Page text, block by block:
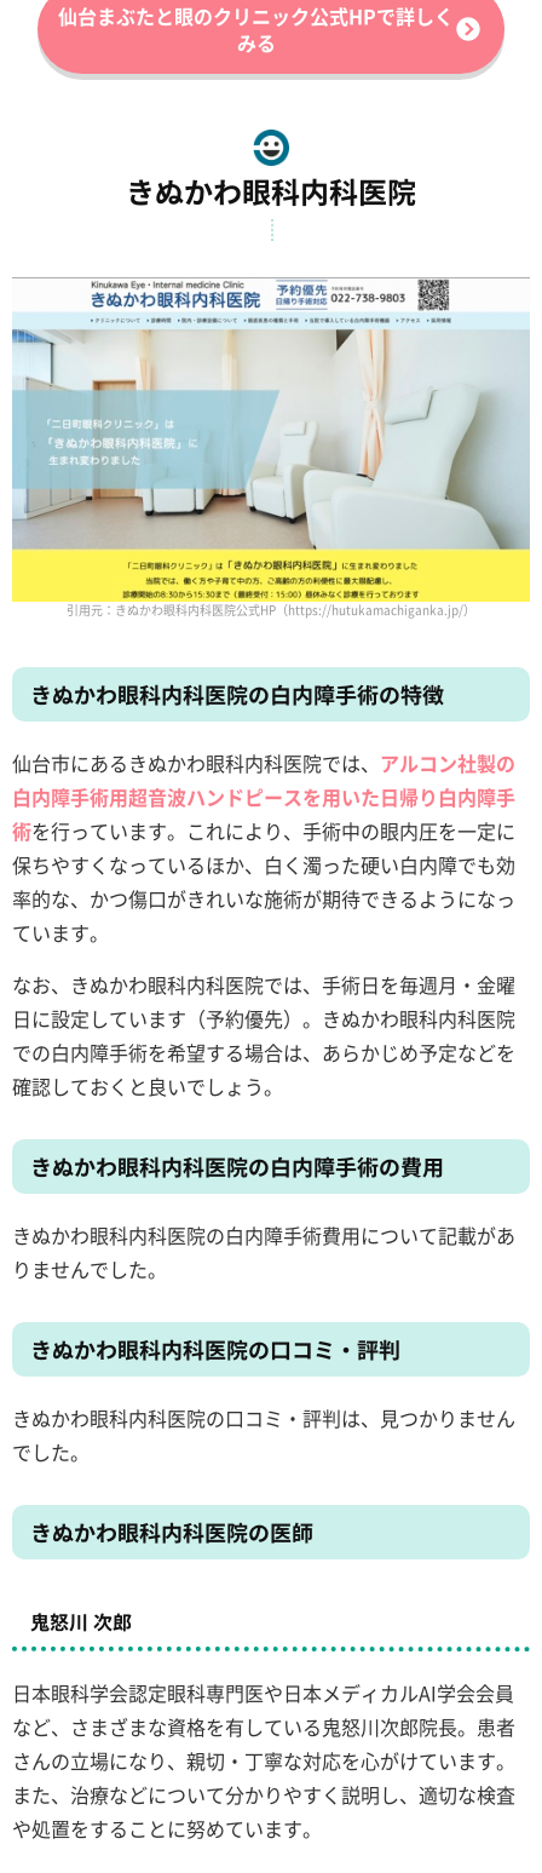
仙台まぶたと眼のクリニック公式HPで詳しく
みる
きぬかわ眼科内科医院
引用元：きぬかわ眼科内科医院公式HP（https://hutukamachiganka.jp/）
きぬかわ眼科内科医院の白内障手術の特徴
仙台市にあるきぬかわ眼科内科医院では、 アルコン社製の
白内障手術用超音波ハンドピースを用いた日帰り白内障手
術を行っています。これにより、手術中の眼内圧を一定に
保ちやすくなっているほか、白く濁った硬い白内障でも効
率的な、かつ傷口がきれいな施術が期待できるようになっ
ています。
なお、きぬかわ眼科内科医院では、手術日を毎週月・金曜
日に設定しています（予約優先）。きぬかわ眼科内科医院
での白内障手術を希望する場合は、あらかじめ予定などを
確認しておくと良いでしょう。
きぬかわ眼科内科医院の白内障手術の費用
きぬかわ眼科内科医院の白内障手術費用について記載があ
りませんでした。
きぬかわ眼科内科医院の口コミ・評判
きぬかわ眼科内科医院の口コミ・評判は、見つかりません
でした。
きぬかわ眼科内科医院の医師
鬼怒川 次郎
日本眼科学会認定眼科専門医や日本メディカルAI学会会員
など、さまざまな資格を有している鬼怒川次郎院長。患者
さんの立場になり、親切・丁寧な対応を心がけています。
また、治療などについて分かりやすく説明し、適切な検査
や処置をすることに努めています。